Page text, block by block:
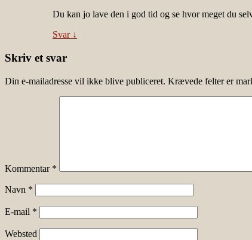
Du kan jo lave den i god tid og se hvor meget du
Svar ↓
Skriv et svar
Din e-mailadresse vil ikke blive publiceret. Krævede felter er
Kommentar *
Navn *
E-mail *
Websted